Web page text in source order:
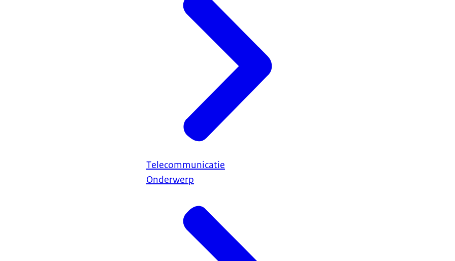
Telecommunicatie
Onderwerp